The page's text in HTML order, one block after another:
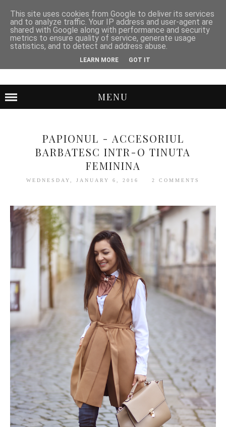
MENU
PAPIONUL - ACCESORIUL
BARBATESC INTR-O TINUTA
FEMININA
WEDNESDAY, JANUARY 6, 2016 2 COMMENTS
This site uses cookies from Google to deliver its services
and to analyze traffic. Your IP address and user-agent are
shared with Google along with performance and security
metrics to ensure quality of service, generate usage
statistics, and to detect and address abuse.
LEARN MORE GOT IT